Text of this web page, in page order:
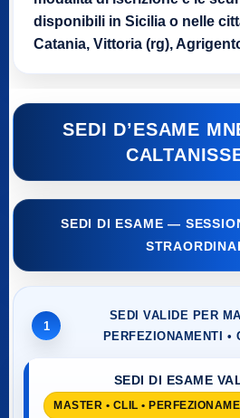
disponibili in Sicilia o nelle
Catania, Vittoria (rg),
SEDI D’ESAME
SEDI DI ESAME —
1
SEDI VALIDE PER
PERFEZIONAMENTI •
SEDI DI ESAME
MASTER • CLIL •